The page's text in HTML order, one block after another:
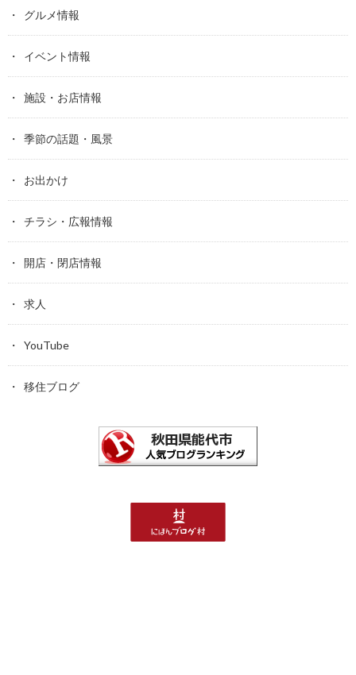
グルメ情報
イベント情報
施設・お店情報
季節の話題・風景
お出かけ
チラシ・広報情報
開店・閉店情報
求人
YouTube
移住ブログ